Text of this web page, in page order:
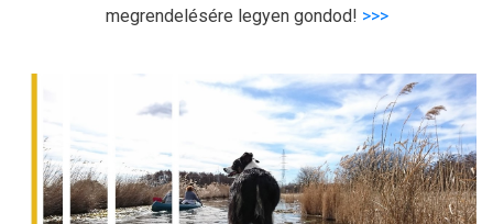
megrendelésére legyen gondod! >>>